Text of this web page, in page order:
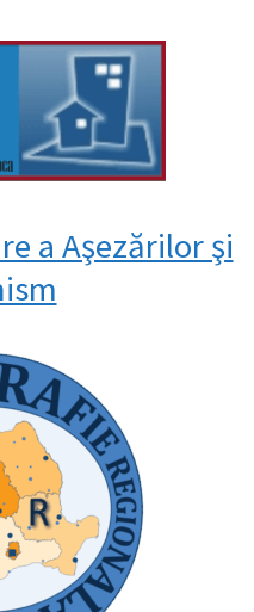
a Aşezărilor şi